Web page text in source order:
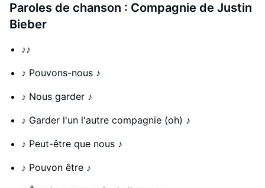
Paroles de chanson : Compagnie de Justin
Bieber
♪♪
♪ Pouvons-nous ♪
♪ Nous garder ♪
♪ Garder l'un l'autre compagnie (oh) ♪
♪ Peut-être que nous ♪
♪ Pouvon être ♪